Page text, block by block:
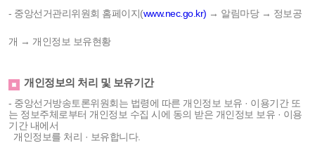
- 중앙선거관리위원회 홈페이지(www.nec.go.kr) → 알림마당 → 정보공
개 → 개인정보 보유현황
개인정보의 처리 및 보유기간
- 중앙선거방송토론위원회는 법령에 따른 개인정보 보유 · 이용기간 또
는 정보주체로부터 개인정보 수집 시에 동의 받은 개인정보 보유 · 이용
기간 내에서
개인정보를 처리 · 보유합니다.